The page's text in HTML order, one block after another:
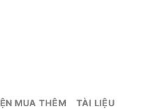
MUA THÊM TÀI LIỆU